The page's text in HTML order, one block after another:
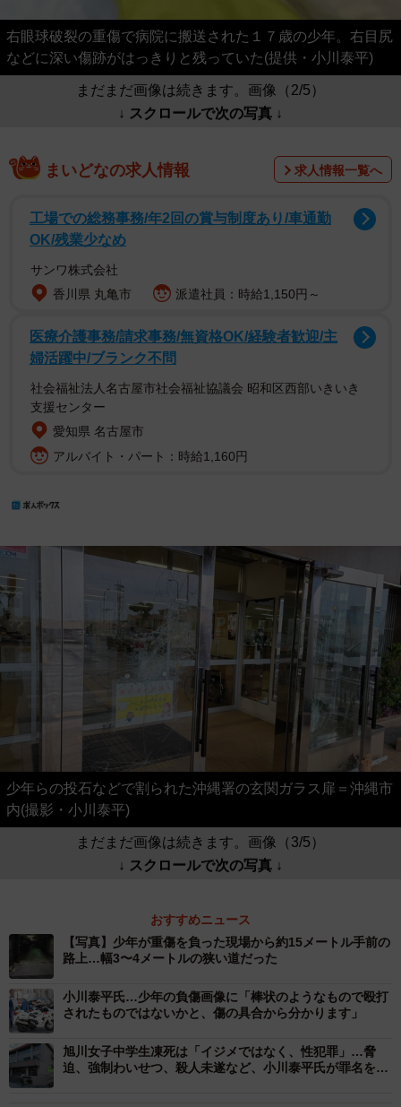
右眼球破裂の重傷で病院に搬送された１７歳の少年。右目尻
などに深い傷跡がはっきりと残っていた(提供・小川泰平)
まだまだ画像は続きます。画像（2/5）
↓ スクロールで次の写真 ↓
まいどなの求人情報 求人情報一覧へ
工場での総務事務/年2回の賞与制度あり/車通勤
OK/残業少なめ
サンワ株式会社
香川県 丸亀市
派遣社員：時給1,150円～
医療介護事務/請求事務/無資格OK/経験者歓迎/主
婦活躍中/ブランク不問
社会福祉法人名古屋市社会福祉協議会 昭和区西部いきいき
支援センター
愛知県 名古屋市
アルバイト・パート：時給1,160円
少年らの投石などで割られた沖縄署の玄関ガラス扉＝沖縄市
内(撮影・小川泰平)
まだまだ画像は続きます。画像（3/5）
↓ スクロールで次の写真 ↓
おすすめニュース
【写真】少年が重傷を負った現場から約15メートル手前の
路上…幅3〜4メートルの狭い道だった
小川泰平氏…少年の負傷画像に「棒状のようなもので殴打
されたものではないかと、傷の具合から分かります」
旭川女子中学生凍死は「イジメではなく、性犯罪」…脅
迫、強制わいせつ、殺人未遂など、小川泰平氏が罪名を想